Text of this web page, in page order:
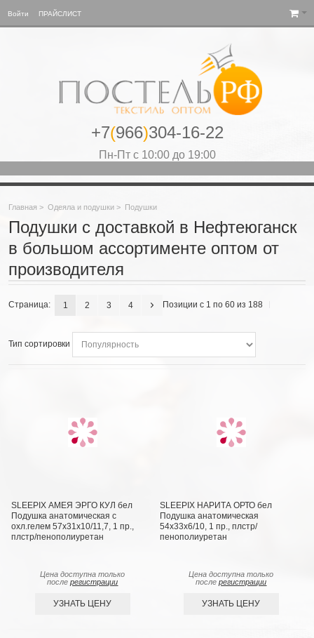
Войти ПРАЙСЛИСТ
+7(966)304-16-22
Пн-Пт с 10:00 до 19:00
Главная > Одеяла и подушки > Подушки
Подушки с доставкой в Нефтеюганск
в большом ассортименте оптом от
производителя
Позиции с 1 по 60 из 188
Страница: 1 2 3 4
Тип сортировки
SLEEPIX АМЕЯ ЭРГО КУЛ бел
Подушка анатомическая с
охл.гелем 57х31х10/11,7, 1 пр.,
плстр/пенополиуретан
Цена доступна только
послерегистрации
УЗНАТЬ ЦЕНУ
SLEEPIX НАРИТА ОРТО бел
Подушка анатомическая
54x33x6/10, 1 пр., плстр/
пенополиуретан
Цена доступна только
послерегистрации
УЗНАТЬ ЦЕНУ